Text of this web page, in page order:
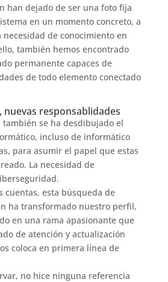
han dejado de ser una foto fija
en un momento concreto, a
de conocimiento en
también hemos encontrado
permanente capaces de
de todo elemento conectado
nuevas responsablidades
también se ha desdibujado el
incluso de informático
para asumir el papel que estas
La necesidad de
cuentas, esta búsqueda de
ha transformado nuestro perfil,
en una rama apasionante que
de atención y actualización
coloca en primera línea de
no hice ninguna referencia